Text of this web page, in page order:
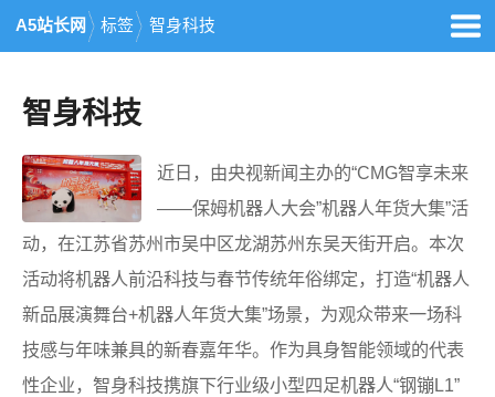
A5站长网 标签 智身科技
智身科技
近日，由央视新闻主办的“CMG智享未来
——保姆机器人大会”机器人年货大集”活
动，在江苏省苏州市吴中区龙湖苏州东吴天街开启。本次
活动将机器人前沿科技与春节传统年俗绑定，打造“机器人
新品展演舞台+机器人年货大集”场景，为观众带来一场科
技感与年味兼具的新春嘉年华。作为具身智能领域的代表
性企业，智身科技携旗下行业级小型四足机器人“钢镚L1”